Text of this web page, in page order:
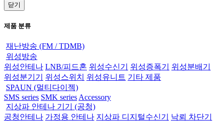
닫기
제품 분류
재난방송 (FM / TDMB)
위성방송
위성안테나 LNB/피드혼 위성수신기 위성증폭기
위성분배기
위성분기기
위성스위치 위성유니트 기타 제품
SPAUN (멀티다이젝)
SMS series SMK series Accessory
지상파 안테나 기기 (공청)
공청안테나 가정용 안테나 지상파 디지털수신기
낙뢰 차단기